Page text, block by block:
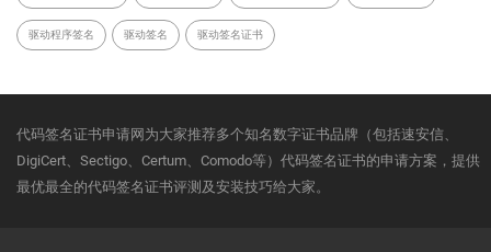
驱动程序签名 驱动签名 驱动签名证书
代码签名证书申请网为大家推荐多个知名数字证书品牌（包括速安信、
DigiCert、Sectigo、Certum、Comodo等）代码签名证书的申请方案，提供
最优最全的代码签名证书评测及安装技巧给大家。